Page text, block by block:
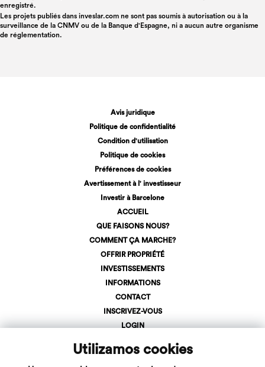
Utilizamos cookies
enregistré.
Les projets publiés dans inveslar.com ne sont pas soumis à autorisation ou à la
surveillance de la CNMV ou de la Banque d'Espagne, ni a aucun autre organisme
de réglementation.
Avis juridique
Politique de confidentialité
Condition d'utilisation
Politique de cookies
Préférences de cookies
Avertissement à l' investisseur
Investir à Barcelone
ACCUEIL
QUE FAISONS NOUS?
COMMENT ÇA MARCHE?
OFFRIR PROPRIÉTÉ
INVESTISSEMENTS
INFORMATIONS
CONTACT
INSCRIVEZ-VOUS
LOGIN
info@inveslar.com